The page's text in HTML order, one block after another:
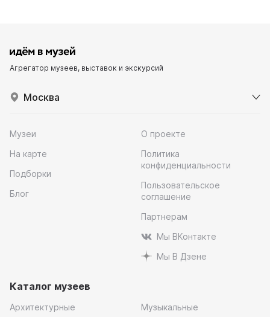
Агрегатор музеев, выставок и экскурсий
Москва
Музеи
На карте
Подборки
Блог
О проекте
Политика
конфиденциальности
Пользовательское
соглашение
Партнерам
Мы ВКонтакте
Мы В Дзене
Каталог музеев
Архитектурные
Музыкальные